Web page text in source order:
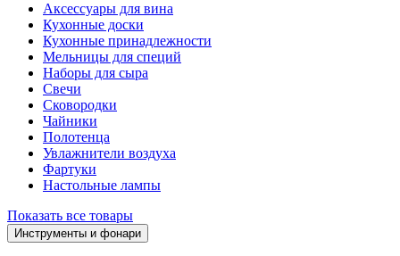
Аксессуары для вина
Кухонные доски
Кухонные принадлежности
Мельницы для специй
Наборы для сыра
Свечи
Сковородки
Чайники
Полотенца
Увлажнители воздуха
Фартуки
Настольные лампы
Показать все товары
Инструменты и фонари